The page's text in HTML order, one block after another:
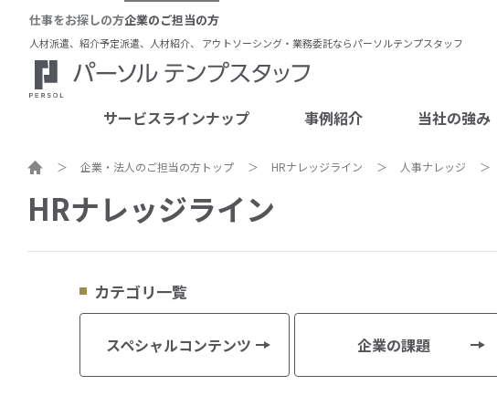
仕事をお探しの方企業のご担当の方
人材派遣、紹介予定派遣、人材紹介、 アウトソーシング・業務委託ならパーソルテンプスタッフ
サービスラインナップ
紹介予定派遣
人材紹介
各契約形態の違い
事例紹介
活用事例
当社の強み
ホーム 企業・法人のご担当の方トップ HRナレッジライン 人事ナレッジ
HRナレッジライン
カテゴリ一覧
スペシャルコンテンツ 企業の課題